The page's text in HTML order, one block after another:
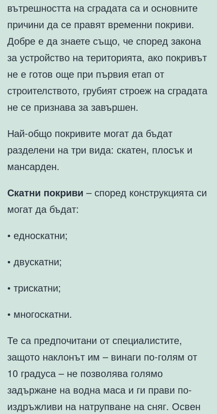
вътрешността на сградата са и основните
причини да се правят временни покриви.
Добре е да знаете също, че според закона
за устройство на територията, ако покривът
не е готов още при първия етап от
строителството, грубият строеж на сградата
не се признава за завършен.
Най-общо покривите могат да бъдат
разделени на три вида: скатен, плосък и
мансарден.
Скатни покриви – според конструкцията си
могат да бъдат:
• едноскатни;
• двускатни;
• трискатни;
• многоскатни.
Те са предпочитани от специалистите,
защото наклонът им – винаги по-голям от
10 градуса – не позволява голямо
задържане на водна маса и ги прави по-
издръжливи на натрупване на сняг. Освен